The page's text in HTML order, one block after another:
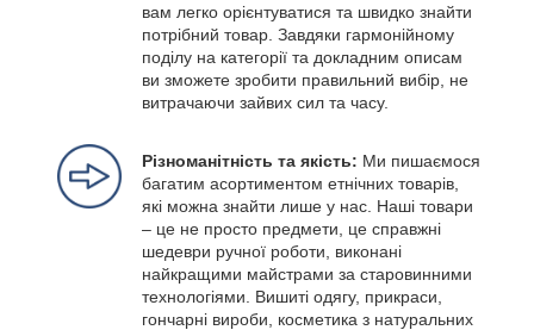
вам легко орієнтуватися та швидко знайти
потрібний товар. Завдяки гармонійному
поділу на категорії та докладним описам
ви зможете зробити правильний вибір, не
витрачаючи зайвих сил та часу.
Різноманітність та якість: Ми пишаємося
багатим асортиментом етнічних товарів,
які можна знайти лише у нас. Наші товари
– це не просто предмети, це справжні
шедеври ручної роботи, виконані
найкращими майстрами за старовинними
технологіями. Вишиті одягу, прикраси,
гончарні вироби, косметика з натуральних